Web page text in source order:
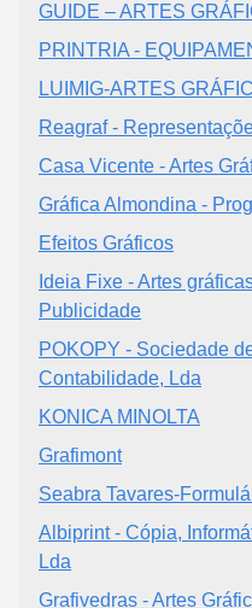
GUIDE – ARTES
PRINTRIA -
LUIMIG-ARTES
Reagraf -
Casa Vicente - Artes
Gráfica Almondina -
Efeitos Gráficos
Ideia Fixe - Artes
Publicidade
POKOPY - Sociedade
Contabilidade, Lda
KONICA MINOLTA
Grafimont
Seabra Tavares-
Albiprint - Cópia,
Lda
Grafivedras - Artes